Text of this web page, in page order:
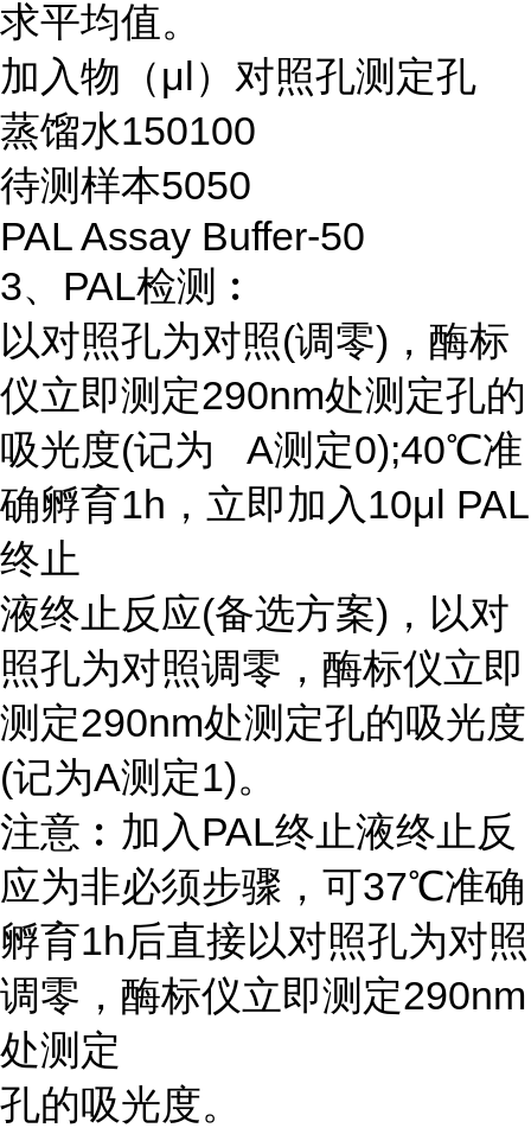
求平均值。
加入物（μl）对照孔测定孔
蒸馏水150100
待测样本5050
PAL Assay Buffer-50
3、PAL检测︰
以对照孔为对照(调零)，酶标
仪立即测定290nm处测定孔的
吸光度(记为 A测定0);40℃准
确孵育1h，立即加入10μl PAL
终止
液终止反应(备选方案)，以对
照孔为对照调零，酶标仪立即
测定290nm处测定孔的吸光度
(记为A测定1)。
注意︰加入PAL终止液终止反
应为非必须步骤，可37℃准确
孵育1h后直接以对照孔为对照
调零，酶标仪立即测定290nm
处测定
孔的吸光度。